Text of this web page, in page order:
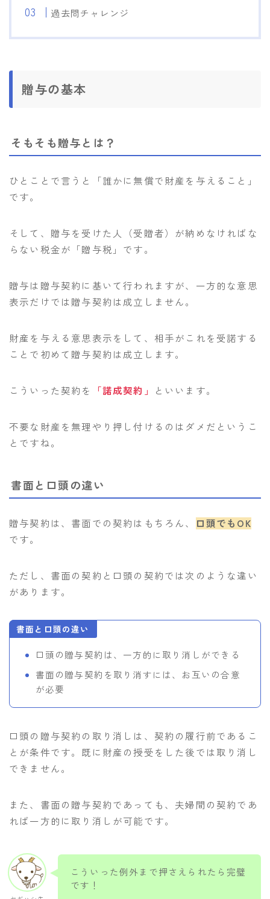
過去問チャレンジ
贈与の基本
そもそも贈与とは？
ひとことで言うと「誰かに無償で財産を与えること」
です。
そして、贈与を受けた人（受贈者）が納めなければな
らない税金が「贈与税」です。
贈与は贈与契約に基いて行われますが、一方的な意思
表示だけでは贈与契約は成立しません。
財産を与える意思表示をして、相手がこれを受諾する
ことで初めて贈与契約は成立します。
こういった契約を 「諾成契約」 といいます。
不要な財産を無理やり押し付けるのはダメだというこ
とですね。
書面と口頭の違い
贈与契約は、書面での契約はもちろん、
口頭でもOK
です。
ただし、書面の契約と口頭の契約では次のような違い
があります。
書面と口頭の違い
口頭の贈与契約は、一方的に取り消しができる
書面の贈与契約を取り消すには、お互いの合意
が必要
口頭の贈与契約の取り消しは、契約の履行前であるこ
とが条件です。既に財産の授受をした後では取り消し
できません。
また、書面の贈与契約であっても、夫婦間の契約であ
れば一方的に取り消しが可能です。
こういった例外まで押さえられたら完璧
です！